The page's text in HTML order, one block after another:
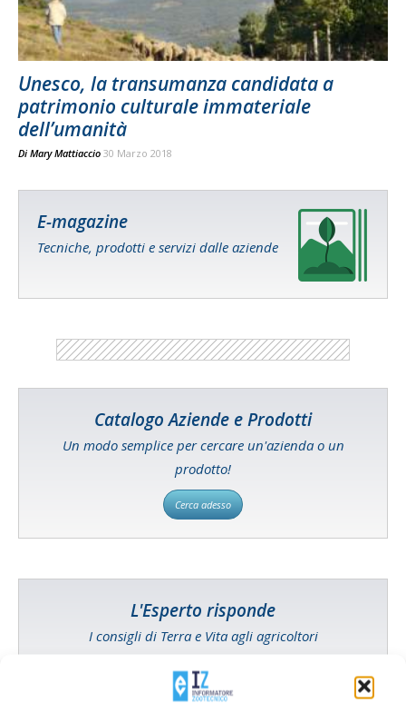
Unesco, la transumanza candidata a
patrimonio culturale immateriale
dell’umanità
Di Mary Mattiaccio 30 Marzo 2018
E-magazine
Tecniche, prodotti e servizi dalle aziende
Catalogo Aziende e Prodotti
Un modo semplice per cercare un'azienda o un
prodotto!
Cerca adesso
L'Esperto risponde
I consigli di Terra e Vita agli agricoltori
Cerca adesso